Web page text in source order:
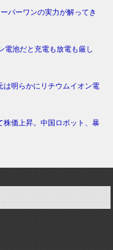
パーワンの実力が解ってき
池だと充電も放電も厳し
は明らかにリチウムイオン電
株価上昇。中国ロボット、暴